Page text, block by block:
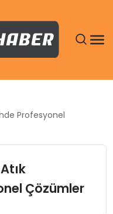
Profesyonel
Çözümler